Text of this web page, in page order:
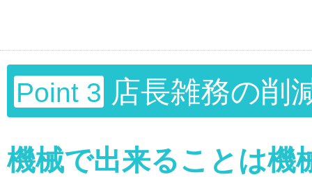
Point 3 店長雑務の削
機械で出来ることは機